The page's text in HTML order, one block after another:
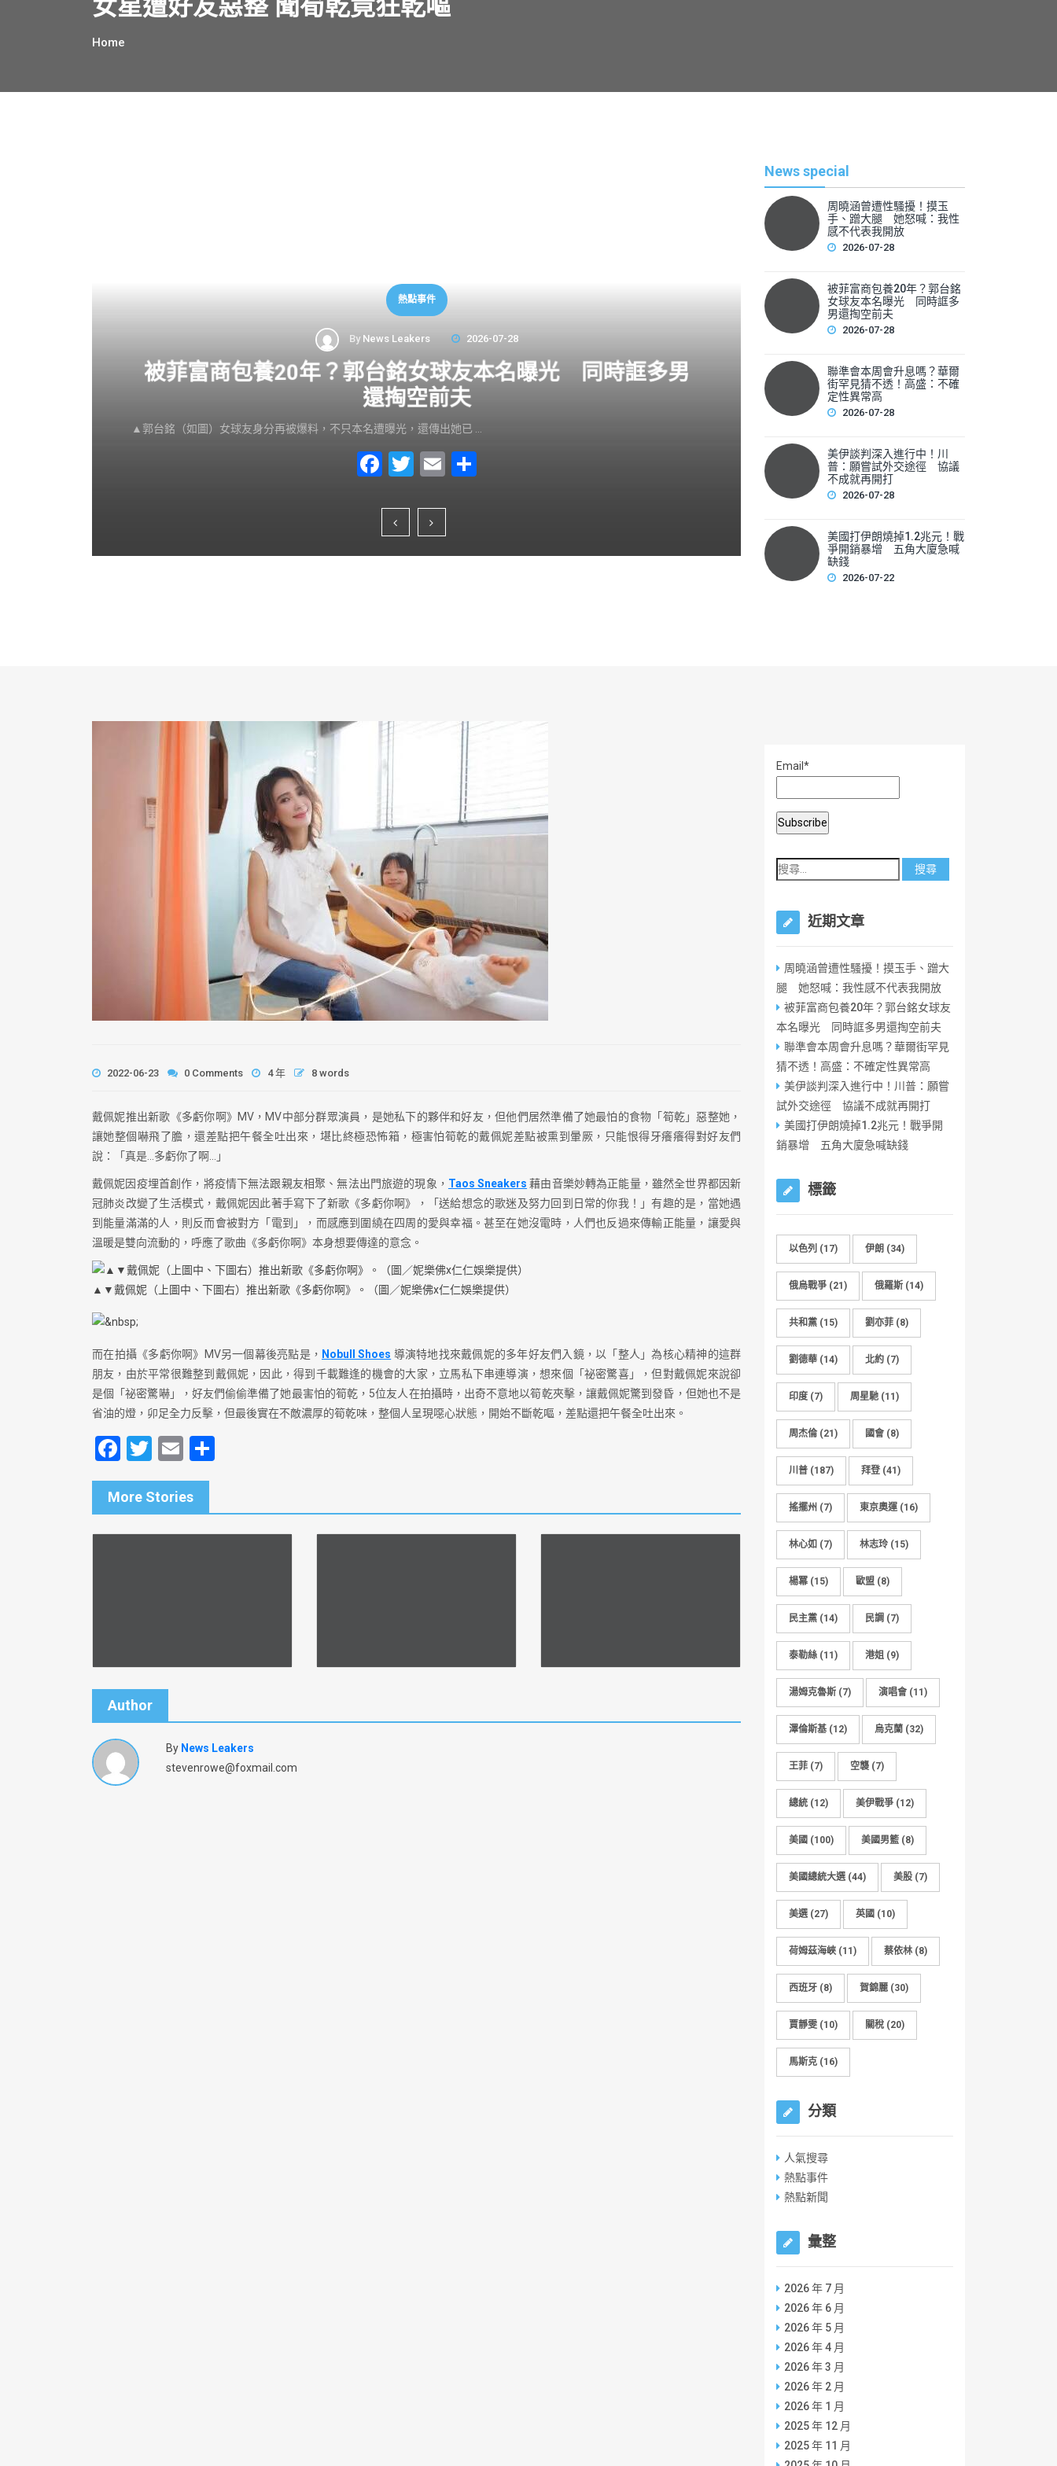
女星遭好友惡整 聞筍乾竟狂乾嘔
Home
熱點事件
By News Leakers 2026-07-28
被菲富商包養20年？郭台銘女球友本名曝光 同時誆多男
還掏空前夫
▲郭台銘（如圖）女球友身分再被爆料，不只本名遭曝光，還傳出她已 …
F
c
e
b
T
tt
er
E
聯準會本周會升息嗎？華
News special
周曉涵曾遭性騷擾！摸玉
手、蹭大腿 她怒喊：我性
感不代表我開放
2026-07-28
被菲富商包養20年？郭台銘
女球友本名曝光 同時誆多
男還掏空前夫
2026-07-28
聯準會本周會升息嗎？華爾
街罕見猜不透！高盛：不確
定性異常高
2026-07-28
美伊談判深入進行中！川
普：願嘗試外交途徑 協議
不成就再開打
2026-07-28
美國打伊朗燒掉1.2兆元！戰
爭開銷暴增 五角大廈急喊
缺錢
2026-07-22
2022-06-23 0 Comments 4 年 8 words
戴佩妮推出新歌《多虧你啊》MV，MV中部分群眾演員，是她私下的夥伴和好友，但他們居然準備了她最怕的食物「筍乾」惡整她，
讓她整個嚇飛了膽，還差點把午餐全吐出來，堪比終極恐怖箱，極害怕筍乾的戴佩妮差點被熏到暈厥，只能恨得牙癢癢得對好友們
說：「真是…多虧你了啊…」
戴佩妮因疫埋首創作，將疫情下無法跟親友相聚、無法出門旅遊的現象， Taos Sneakers 藉由音樂妙轉為正能量，雖然全世界都因新
冠肺炎改變了生活模式，戴佩妮因此著手寫下了新歌《多虧你啊》，「送給想念的歌迷及努力回到日常的你我！」有趣的是，當她遇
到能量滿滿的人，則反而會被對方「電到」，而感應到圍繞在四周的愛與幸福。甚至在她沒電時，人們也反過來傳輸正能量，讓愛與
溫暖是雙向流動的，呼應了歌曲《多虧你啊》本身想要傳達的意念。
▲▼戴佩妮（上圖中、下圖右）推出新歌《多虧你啊》。（圖／妮樂佛x仁仁娛樂提供）
而在拍攝《多虧你啊》MV另一個幕後亮點是， Nobull Shoes 導演特地找來戴佩妮的多年好友們入鏡，以「整人」為核心精神的這群
朋友，由於平常很難整到戴佩妮，因此，得到千載難逢的機會的大家，立馬私下串連導演，想來個「祕密驚喜」，但對戴佩妮來說卻
是個「祕密驚嚇」，好友們偷偷準備了她最害怕的筍乾，5位友人在拍攝時，出奇不意地以筍乾夾擊，讓戴佩妮驚到發昏，但她也不是
省油的燈，卯足全力反擊，但最後實在不敵濃厚的筍乾味，整個人呈現噁心狀態，開始不斷乾嘔，差點還把午餐全吐出來。
F
a
c
e
T
wi
tt
er
E
m
ai
l
e
More Stories
Author
By News Leakers
stevenrowe@foxmail.com
Email*
近期文章
周曉涵曾遭性騷擾！摸玉手、蹭大
腿 她怒喊：我性感不代表我開放
被菲富商包養20年？郭台銘女球友
本名曝光 同時誆多男還掏空前夫
聯準會本周會升息嗎？華爾街罕見
猜不透！高盛：不確定性異常高
美伊談判深入進行中！川普：願嘗
試外交途徑 協議不成就再開打
美國打伊朗燒掉1.2兆元！戰爭開
銷暴增 五角大廈急喊缺錢
標籤
以色列 (17) 伊朗 (34)
俄烏戰爭 (21) 俄羅斯 (14)
共和黨 (15) 劉亦菲 (8)
劉德華 (14) 北約 (7)
印度 (7) 周星馳 (11)
周杰倫 (21) 國會 (8)
川普 (187) 拜登 (41)
搖擺州 (7) 東京奧運(16)
林心如 (7) 林志玲 (15)
楊冪 (15) 歐盟 (8)
民主黨 (14) 民調 (7)
泰勒絲 (11) 港姐 (9)
湯姆克魯斯 (7) 演唱會 (11)
澤倫斯基 (12) 烏克蘭 (32)
王菲 (7) 空襲 (7)
總統 (12) 美伊戰爭 (12)
美國 (100) 美國男籃 (8)
美國總統大選(44) 美股 (7)
美選(27) 英國 (10)
荷姆茲海峽 (11) 蔡依林 (8)
西班牙 (8) 賀錦麗 (30)
賈靜雯 (10) 關稅 (20)
馬斯克 (16)
分類
人氣搜尋
熱點事件
熱點新聞
彙整
2026 年 7 月
2026 年 6 月
2026 年 5 月
2026 年 4 月
2026 年 3 月
2026 年 2 月
2026 年 1 月
2025 年 12 月
2025 年 11 月